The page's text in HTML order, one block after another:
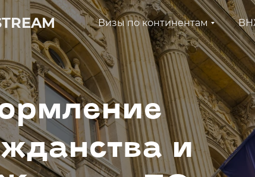
Визы по континентам
и